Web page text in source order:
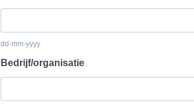
dd-mm-yyyy
Bedrijf/organisatie